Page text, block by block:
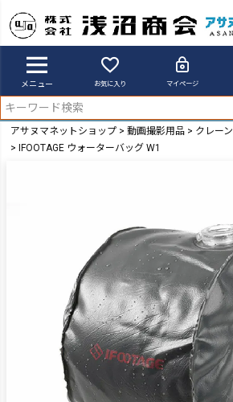
メニュー お気に入り マイページ
アサヌマネットショップ 動画撮影用品
クレーン
IFOOTAGE ウォーターバッグ W1